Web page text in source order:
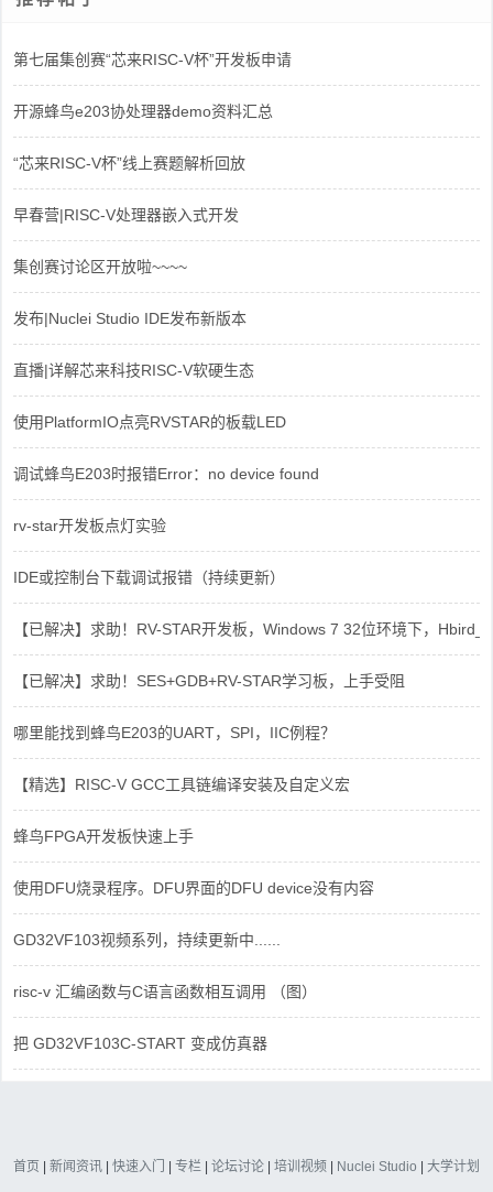
第七届集创赛“芯来RISC-V杯”开发板申请
开源蜂鸟e203协处理器demo资料汇总
“芯来RISC-V杯”线上赛题解析回放
早春营|RISC-V处理器嵌入式开发
集创赛讨论区开放啦~~~~
发布|Nuclei Studio IDE发布新版本
直播|详解芯来科技RISC-V软硬生态
使用PlatformIO点亮RVSTAR的板载LED
调试蜂鸟E203时报错Error：no device found
rv-star开发板点灯实验
IDE或控制台下载调试报错（持续更新）
【已解决】求助！RV-STAR开发板，Windows 7 32位环境下，
【已解决】求助！SES+GDB+RV-STAR学习板，上手受阻
哪里能找到蜂鸟E203的UART，SPI，IIC例程？
【精选】RISC-V GCC工具链编译安装及自定义宏
蜂鸟FPGA开发板快速上手
使用DFU烧录程序。DFU界面的DFU device没有内容
GD32VF103视频系列，持续更新中......
risc-v 汇编函数与C语言函数相互调用 （图）
把 GD32VF103C-START 变成仿真器
首页 | 新闻资讯 | 快速入门 | 专栏 | 论坛讨论 | 培训视频 | Nuclei Studio | 大学计划